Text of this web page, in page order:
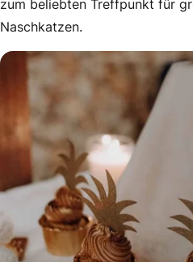
zum beliebten Treffpunkt für
Naschkatzen.